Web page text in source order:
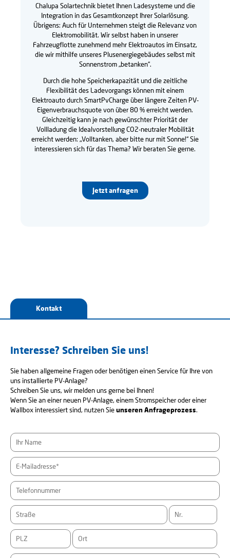
Chalupa Solartechnik bietet Ihnen Ladesysteme und die
Integration in das Gesamtkonzept Ihrer Solarlösung.
Übrigens: Auch für Unternehmen steigt die Relevanz von
Elektromobilität. Wir selbst haben in unserer
Fahrzeugflotte zunehmend mehr Elektroautos im Einsatz,
die wir mithilfe unseres Plusenergiegebäudes selbst mit
Sonnenstrom „betanken“.
Durch die hohe Speicherkapazität und die zeitliche
Flexibilität des Ladevorgangs können mit einem
Elektroauto durch SmartPvCharge über längere Zeiten PV-
Eigenverbrauchsquote von über 80 % erreicht werden.
Gleichzeitig kann je nach gewünschter Priorität der
Vollladung die Idealvorstellung CO2-neutraler Mobilität
erreicht werden: „Volltanken, aber bitte nur mit Sonne!“ Sie
interessieren sich für das Thema? Wir beraten Sie gerne.
Jetzt anfragen
Kontakt
Interesse? Schreiben Sie uns!
Sie haben allgemeine Fragen oder benötigen einen Service für Ihre von
uns installierte PV-Anlage?
Schreiben Sie uns, wir melden uns gerne bei Ihnen!
Wenn Sie an einer neuen PV-Anlage, einem Stromspeicher oder einer
Wallbox interessiert sind, nutzen Sieunseren Anfrageprozess.